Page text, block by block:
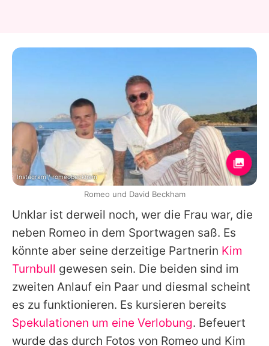
Unklar ist derweil noch, wer die Frau war, die
neben Romeo in dem Sportwagen saß. Es
könnte aber seine derzeitige Partnerin Kim
Turnbull gewesen sein. Die beiden sind im
zweiten Anlauf ein Paar und diesmal scheint
es zu funktionieren. Es kursieren bereits
Spekulationen um eine Verlobung. Befeuert
wurde das durch Fotos von Romeo und Kim
Instagram / romeobeckham
Romeo und David Beckham